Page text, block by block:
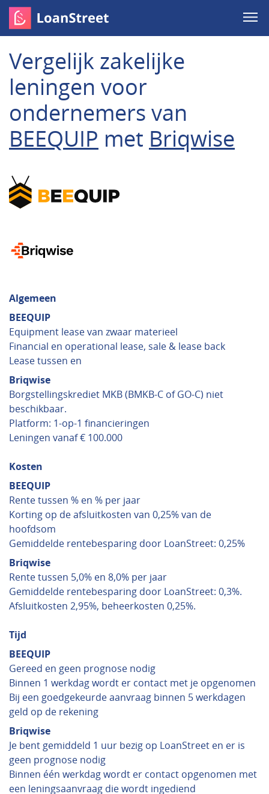
Vergelijk zakelijke
leningen voor
ondernemers van
BEEQUIP met Briqwise
Algemeen
BEEQUIP
Equipment lease van zwaar materieel
Financial en operational lease, sale & lease back
Lease tussen en
Briqwise
Borgstellingskrediet MKB (BMKB-C of GO-C) niet
beschikbaar.
Platform: 1-op-1 financieringen
Leningen vanaf € 100.000
Kosten
BEEQUIP
Rente tussen % en % per jaar
Korting op de afsluitkosten van 0,25% van de
hoofdsom
Gemiddelde rentebesparing door LoanStreet: 0,25%
Briqwise
Rente tussen 5,0% en 8,0% per jaar
Gemiddelde rentebesparing door LoanStreet: 0,3%.
Afsluitkosten 2,95%, beheerkosten 0,25%.
Tijd
BEEQUIP
Gereed en geen prognose nodig
Binnen 1 werkdag wordt er contact met je opgenomen
Bij een goedgekeurde aanvraag binnen 5 werkdagen
geld op de rekening
Briqwise
Je bent gemiddeld 1 uur bezig op LoanStreet en er is
geen prognose nodig
Binnen één werkdag wordt er contact opgenomen met
een leningsaanvraag die wordt ingediend